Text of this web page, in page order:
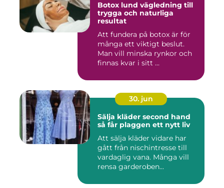
Botox lund vägledning till
trygga och naturliga
resultat
Att fundera på botox är för
många ett viktigt beslut.
Man vill minska rynkor och
finnas kvar i sitt ...
30. jun
Sälja kläder second hand
så får plaggen ett nytt liv
Att sälja kläder vidare har
gått från nischintresse till
vardaglig vana. Många vill
rensa garderoben...